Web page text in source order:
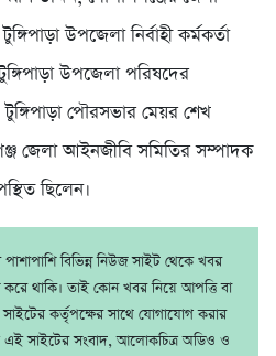
উপজেলা নির্বাহী কর্মকর্তা
উপজেলা পরিষদের
টুঙ্গিপাড়া পৌরসভার মেয়র শেখ
জেলা আইনজী‌বি সমি‌তির সম্পাদক
ছি‌লেন।
বিভিন্ন নিউজ সাইট থেকে খবর
করে থাকি। তাই কোন খবর নিয়ে আপত্তি বা
কর্তৃপক্ষের সাথে যোগাযোগ করার
সাইটের সংবাদ, আলোকচিত্র অডিও ও